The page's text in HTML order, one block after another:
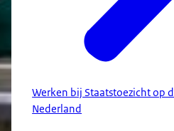
Werken bij Staatstoezicht op
Nederland